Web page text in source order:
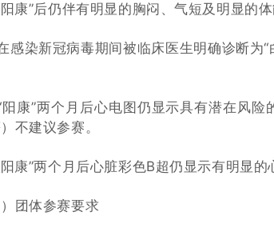
康”后仍伴有明显的胸闷、气短及明显的
感染新冠病毒期间被临床医生明确诊断为“
阳康”两个月后心电图仍显示具有潜在风
不建议参赛。
康”两个月后心脏彩色B超仍显示有明显
）团体参赛要求